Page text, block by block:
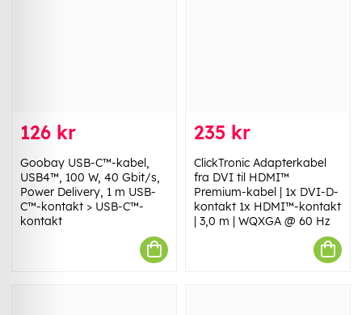
126 kr
Goobay USB-C™-kabel,
USB4™, 100 W, 40 Gbit/s,
Power Delivery, 1 m USB-
C™-kontakt > USB-C™-
kontakt
235 kr
ClickTronic Adapterkabel
fra DVI til HDMI™
Premium-kabel | 1x DVI-D-
kontakt 1x HDMI™-kontakt
| 3,0 m | WQXGA @ 60 Hz